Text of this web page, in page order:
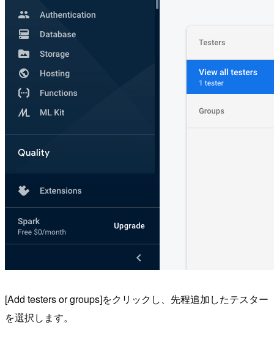
[Add testers or groups]をクリックし、先程追加したテスター
を選択します。